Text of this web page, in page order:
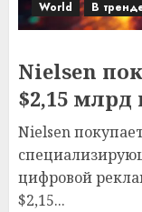
World В
Nielsen
$2,15
Nielsen
цифровой
$2,15...